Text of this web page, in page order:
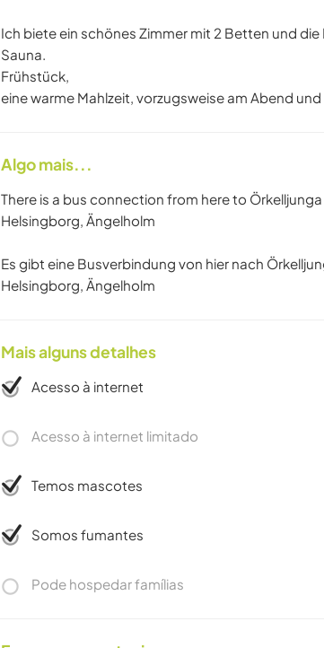
Ich biete ein schönes Zimmer mit 2 Betten und
Sauna.
Frühstück,
eine warme Mahlzeit, vorzugsweise am Abend
Algo mais...
There is a bus connection from here to
Helsingborg, Ängelholm
Es gibt eine Busverbindung von hier nach
Helsingborg, Ängelholm
Mais alguns detalhes
Acesso à internet
Acesso à internet limitado
Temos mascotes
Somos fumantes
Pode hospedar famílias